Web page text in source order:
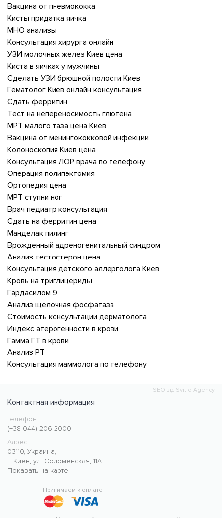
Вакцина от пневмококка
Кисты придатка яичка
МНО анализы
Консультация хирурга онлайн
УЗИ молочных желез Киев цена
Киста в яичках у мужчины
Сделать УЗИ брюшной полости Киев
Гематолог Киев онлайн консультация
Сдать ферритин
Тест на непереносимость глютена
МРТ малого таза цена Киев
Вакцина от менингококковой инфекции
Колоноскопия Киев цена
Консультация ЛОР врача по телефону
Операция полипэктомия
Ортопедия цена
МРТ ступни ног
Врач педиатр консультация
Сдать на ферритин цена
Манделак пилинг
Врожденный адреногенитальный синдром
Анализ тестостерон цена
Консультация детского аллерголога Киев
Кровь на триглицериды
Гардасилом 9
Анализ щелочная фосфатаза
Стоимость консультации дерматолога
Индекс атерогенности в крови
Гамма ГТ в крови
Анализ PT
Консультация маммолога по телефону
SEO від Svitlo Agency
Контактная информация
Медицинский центр CMC MED
https://cmcmed.clinic
Телефон:
(+38 044) 206 2000
Адрес:
03110, Украина,
г. Киев, ул. Соломенская, 11А
Показать на карте
Принимаем к оплате